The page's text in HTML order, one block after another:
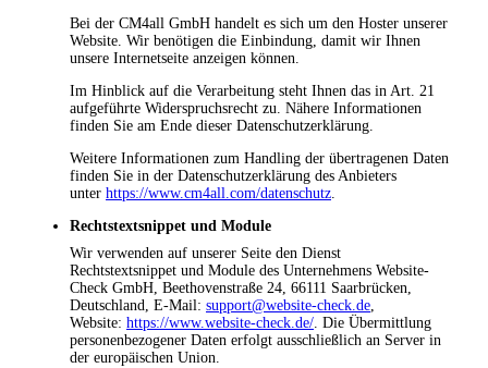
Bei der CM4all GmbH handelt es sich um den Hoster unserer
Website. Wir benötigen die Einbindung, damit wir Ihnen
unsere Internetseite anzeigen können.
Im Hinblick auf die Verarbeitung steht Ihnen das in Art. 21
aufgeführte Widerspruchsrecht zu. Nähere Informationen
finden Sie am Ende dieser Datenschutzerklärung.
Weitere Informationen zum Handling der übertragenen Daten
finden Sie in der Datenschutzerklärung des Anbieters
unter https://www.cm4all.com/datenschutz
Rechtstextsnippet und Module
Wir verwenden auf unserer Seite den Dienst
Rechtstextsnippet und Module des Unternehmens Website-
Check GmbH, Beethovenstraße 24, 66111 Saarbrücken,
Deutschland, E-Mail: support@website-check.de,
Website: https://www.website-check.de/. Die Übermittlung
personenbezogener Daten erfolgt ausschließlich an Server in
der europäischen Union.